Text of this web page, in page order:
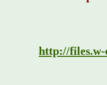
http://files.w-